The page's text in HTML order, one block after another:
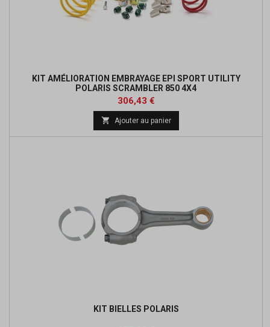
KIT AMÉLIORATION EMBRAYAGE EPI SPORT UTILITY
POLARIS SCRAMBLER 850 4X4
Prix
306,43 €Prix
de
base
 Ajouter au panier
KIT BIELLES POLARIS